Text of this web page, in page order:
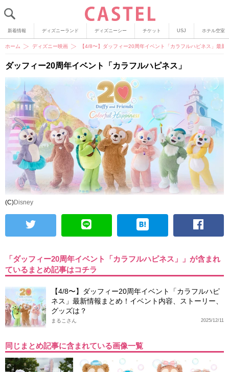
新着情報 ディズニーランド ディズニーシー チケット USJ ホテル空室
ホーム ディズニー映画 【4/8〜】ダッフィー20周年イベント「カラフルハピネス」最
ダッフィー20周年イベント「カラフルハピネス」
(C)Disney
「ダッフィー20周年イベント「カラフルハピネス」」が含まれ
ているまとめ記事はコチラ
【4/8〜】ダッフィー20周年イベント「カラフルハピ
ネス」最新情報まとめ！イベント内容、ストーリー、
グッズは？
2025/12/11
まるこさん
同じまとめ記事に含まれている画像一覧